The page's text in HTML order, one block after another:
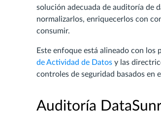
solución adecuada de auditoría de
normalizarlos, enriquecerlos con
consumir.
Este enfoque está alineado con los
de Actividad de Datos y las
controles de seguridad basados en
Auditoría